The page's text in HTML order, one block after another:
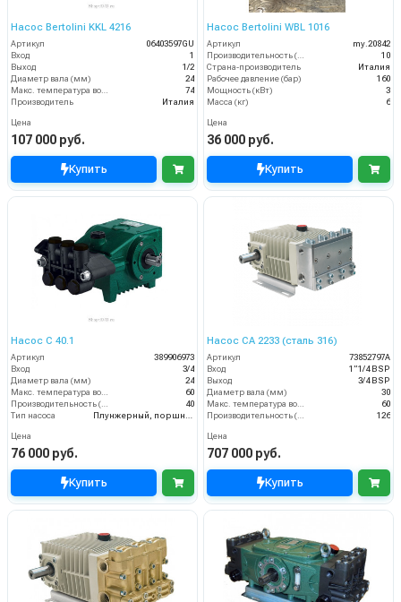
Насос Bertolini KKL 4216
Артикул
06403597GU
Вход
1
Выход
1/2
Диаметр вала (мм)
24
74
Производитель
Италия
Цена
107 000 руб.
Купить
Насос Bertolini WBL 1016
Артикул
my.20842
10
Страна-производитель
Италия
Рабочее давление (бар)
160
Мощность (кВт)
3
Масса (кг)
6
Цена
36 000 руб.
Купить
Насос C 40.1
Артикул
389906973
Вход
3/4
Диаметр вала (мм)
24
60
40
Тип насоса
Цена
76 000 руб.
Купить
Насос CA 2233 (сталь 316)
Артикул
73852797A
Вход
1”1/4 BSP
Выход
3/4 BSP
Диаметр вала (мм)
30
60
126
Цена
707 000 руб.
Купить